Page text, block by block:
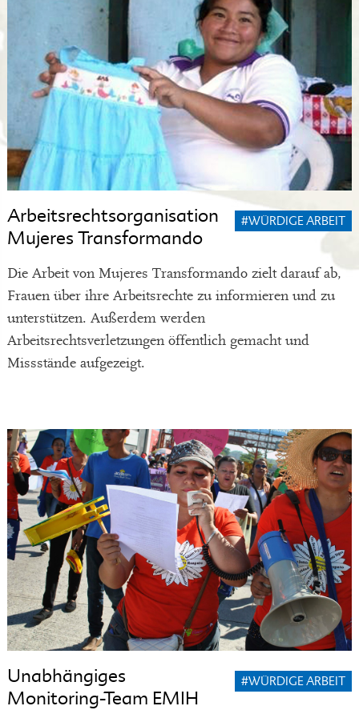
Arbeitsrechtsorganisation
Mujeres Transformando
#WÜRDIGE ARBEIT
Die Arbeit von Mujeres Transformando zielt darauf ab,
Frauen über ihre Arbeitsrechte zu informieren und zu
unterstützen. Außerdem werden
Arbeitsrechtsverletzungen öffentlich gemacht und
Missstände aufgezeigt.
Unabhängiges
Monitoring-Team EMIH
#WÜRDIGE ARBEIT